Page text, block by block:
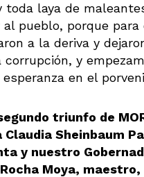
toda laya de
pueblo, porque para
a la deriva y
corrupción, y
en el
triunfo de
Sheinbaum
y nuestro
Moya, maestro,